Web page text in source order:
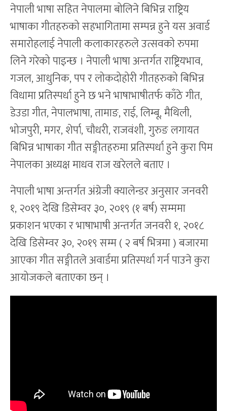
नेपाली भाषा सहित नेपालमा बोलिने बिभिन्न राष्ट्रिय
भाषाका गीतहरुको सहभागितामा सम्पन्न हुने यस अवार्ड
समारोहलाई नेपाली कलाकारहरुले उत्सवको रुपमा
लिने गरेको पाइन्छ । नेपाली भाषा अन्तर्गत राष्ट्रियभाव,
गजल, आधुनिक, पप र लोकदोहोरी गीतहरुको बिभिन्न
विधामा प्रतिस्पर्धा हुने छ भने भाषाभाषीतर्फ काँठे गीत,
डेउडा गीत, नेपालभाषा, तामाङ, राई, लिम्बू, मैथिली,
भोजपुरी, मगर, शेर्पा, चौधरी, राजवंशी, गुरुङ लगायत
बिभिन्न भाषाका गीत सङ्गीतहरुमा प्रतिस्पर्धा हुने कुरा पिम
नेपालका अध्यक्ष माधव राज खरेलले बताए ।
नेपाली भाषा अन्तर्गत अंग्रेजी क्यालेन्डर अनुसार जनवरी
१, २०१९ देखि डिसेम्वर ३०, २०१९ (१ बर्ष) सम्ममा
प्रकाशन भएका र भाषाभाषी अन्तर्गत जनवरी १, २०१८
देखि डिसेम्वर ३०, २०१९ सम्म ( २ बर्ष भित्रमा ) बजारमा
आएका गीत सङ्गीतले अवार्डमा प्रतिस्पर्धा गर्न पाउने कुरा
आयोजकले बताएका छन् ।